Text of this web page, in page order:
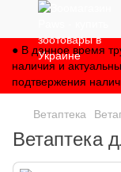
● В данное время
наличия и
подтвержения
Ветаптека
Ветаптека